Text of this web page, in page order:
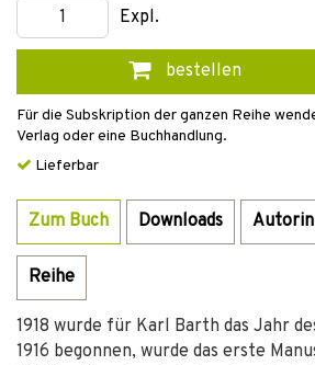
Expl.
bestellen
Für die Subskription der ganzen Reihe
Verlag oder eine Buchhandlung.
Lieferbar
Zum Buch Downloads
Reihe
1918 wurde für Karl Barth das Jahr
1916 begonnen, wurde das erste